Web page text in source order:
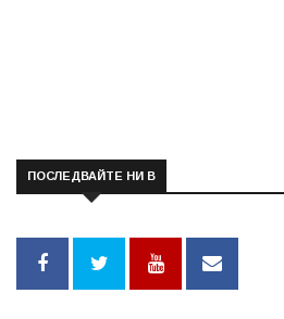
ПОСЛЕДВАЙТЕ НИ В